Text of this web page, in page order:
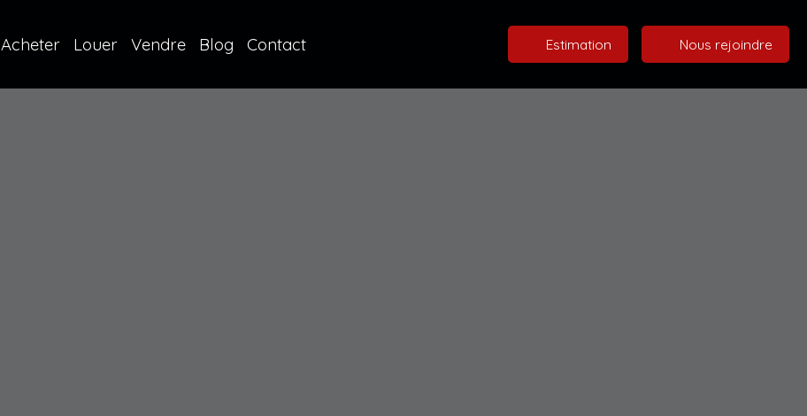
Acheter Louer Vendre Blog Contact Estimation Nous rejoindre